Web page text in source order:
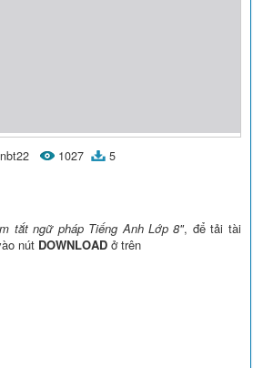
1027 5
tắt ngữ pháp Tiếng Anh Lớp 8", để tải tài
nút DOWNLOAD ở trên